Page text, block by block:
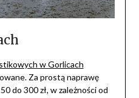
w Gorlicach
Za prostą naprawę
do 300 zł, w zależności od